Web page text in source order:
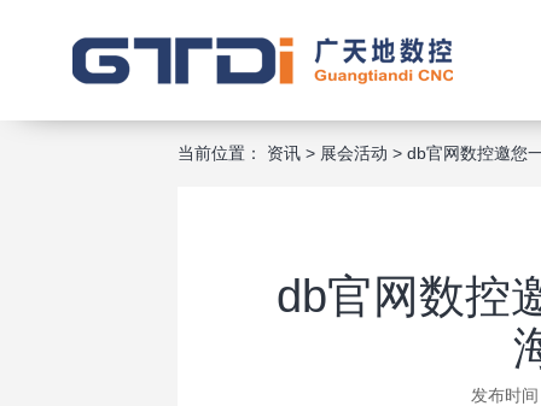
当前位置： 资讯> 展会活动 > db官网数控邀您
db官网数控
发布时